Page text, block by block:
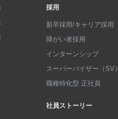
採用
新卒採用/キャリア採用
障がい者採用
インターンシップ
スーパーバイザー（SV）
職種特化型 正社員
社員ストーリー